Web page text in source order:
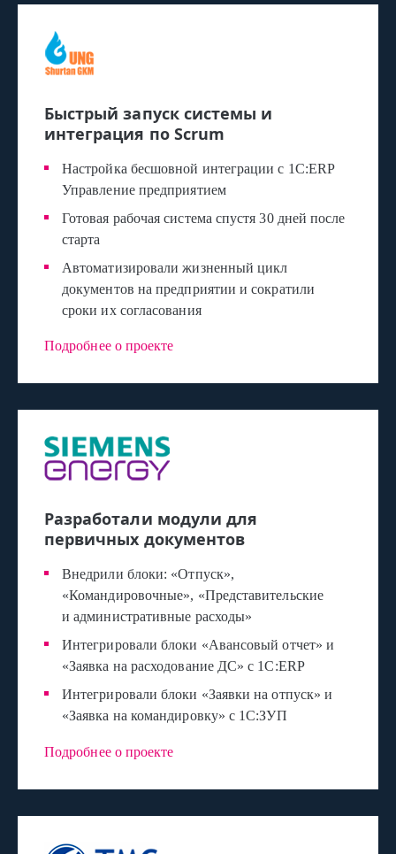
Быстрый запуск системы и
интеграция по Scrum
Настройка бесшовной интеграции с 1С:ERP
Управление предприятием
Готовая рабочая система спустя 30 дней после
старта
Автоматизировали жизненный цикл
документов на предприятии и сократили
сроки их согласования
Подробнее о проекте
Разработали модули для
первичных документов
Внедрили блоки: «Отпуск»,
«Командировочные», «Представительские
и административные расходы»
Интегрировали блоки «Авансовый отчет» и
«Заявка на расходование ДС» с 1C:ERP
Интегрировали блоки «Заявки на отпуск» и
«Заявка на командировку» с 1С:ЗУП
Подробнее о проекте